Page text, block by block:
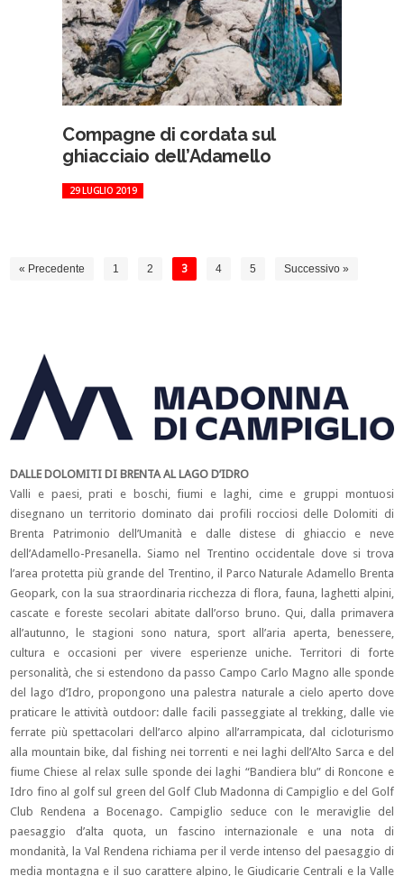
Compagne di cordata sul
ghiacciaio dell’Adamello
29 LUGLIO 2019
« Precedente 1 2 3 4 5 Successivo »
DALLE DOLOMITI DI BRENTA AL LAGO D’IDRO
Valli e paesi, prati e boschi, fiumi e laghi, cime e gruppi montuosi
disegnano un territorio dominato dai profili rocciosi delle Dolomiti di
Brenta Patrimonio dell’Umanità e dalle distese di ghiaccio e neve
dell’Adamello-Presanella. Siamo nel Trentino occidentale dove si trova
l’area protetta più grande del Trentino, il Parco Naturale Adamello Brenta
Geopark, con la sua straordinaria ricchezza di flora, fauna, laghetti alpini,
cascate e foreste secolari abitate dall’orso bruno. Qui, dalla primavera
all’autunno, le stagioni sono natura, sport all’aria aperta, benessere,
cultura e occasioni per vivere esperienze uniche. Territori di forte
personalità, che si estendono da passo Campo Carlo Magno alle sponde
del lago d’Idro, propongono una palestra naturale a cielo aperto dove
praticare le attività outdoor: dalle facili passeggiate al trekking, dalle vie
ferrate più spettacolari dell’arco alpino all’arrampicata, dal cicloturismo
alla mountain bike, dal fishing nei torrenti e nei laghi dell’Alto Sarca e del
fiume Chiese al relax sulle sponde dei laghi “Bandiera blu” di Roncone e
Idro fino al golf sul green del Golf Club Madonna di Campiglio e del Golf
Club Rendena a Bocenago. Campiglio seduce con le meraviglie del
paesaggio d’alta quota, un fascino internazionale e una nota di
mondanità, la Val Rendena richiama per il verde intenso del paesaggio di
media montagna e il suo carattere alpino, le Giudicarie Centrali e la Valle